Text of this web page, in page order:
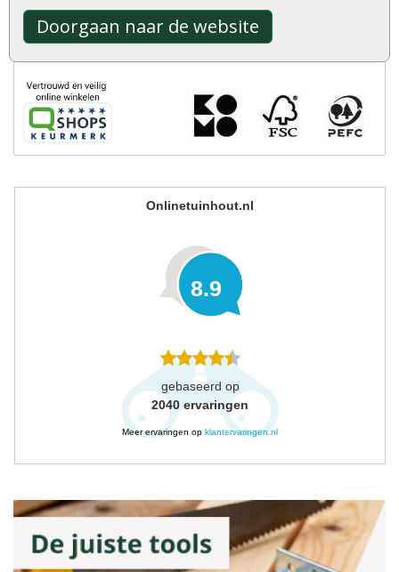
Doorgaan naar de website
24/7 online bestellen
Meer dan 40 jaar ervaring
Onlinetuinhout.nl
8.9
gebaseerd op
2040 ervaringen
Meer ervaringen op klantervaringen.nl